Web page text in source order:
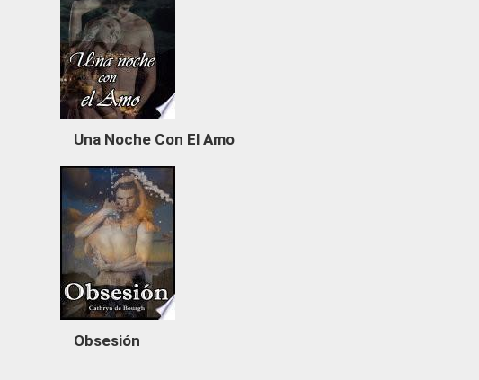
Una Noche Con El Amo
Obsesión